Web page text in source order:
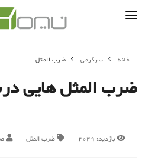
درباره
تحریریه
خانه سرگرمی ضرب المثل
ضرب المثل هایی
بازدید: 2049 ضرب المثل